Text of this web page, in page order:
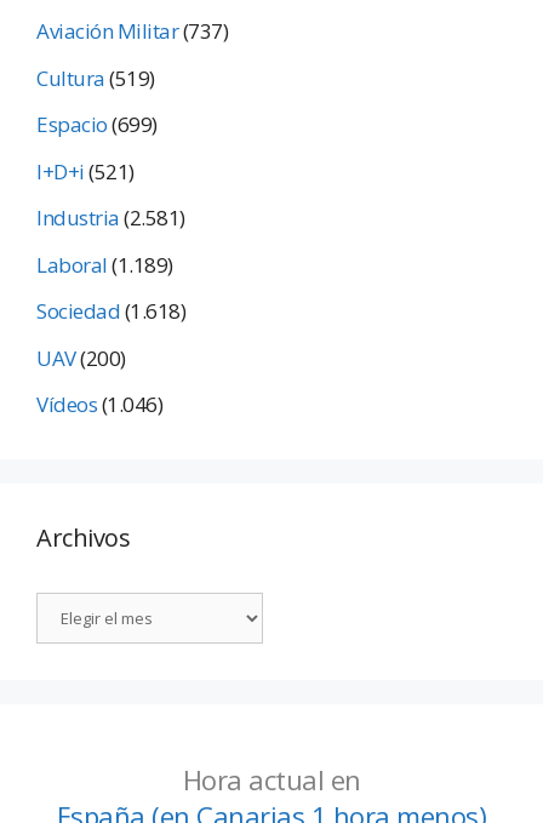
Aviación Militar(737)
Cultura(519)
Espacio(699)
I+D+i(521)
Industria(2.581)
Laboral(1.189)
Sociedad(1.618)
UAV(200)
Vídeos(1.046)
Archivos
Hora actual en